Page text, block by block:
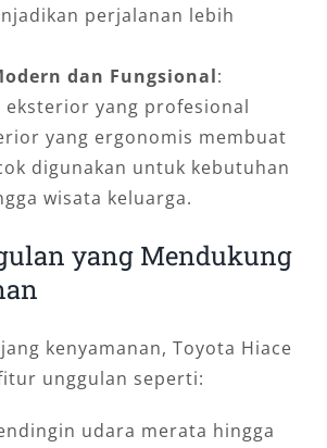
perjalanan lebih
dan Fungsional:
eksterior yang profesional
yang ergonomis membuat
digunakan untuk kebutuhan
wisata keluarga.
yang Mendukung
kenyamanan, Toyota Hiace
unggulan seperti:
udara merata hingga